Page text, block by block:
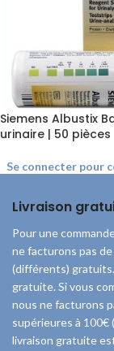
Siemens Albustix
urinaire | 50 pièces
Se connecter pour
Livraison
Pour une
ne facturons pas
(différents)
gratuite. Si vous
nous ne facturons
supérieures à
livraison gratuite